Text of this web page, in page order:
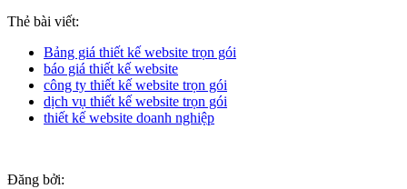
Thẻ bài viết:
Bảng giá thiết kế website trọn gói
báo giá thiết kế website
công ty thiết kế website trọn gói
dịch vụ thiết kế website trọn gói
thiết kế website doanh nghiệp
Đăng bởi: